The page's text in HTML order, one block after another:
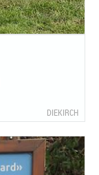
DIEKIRCH